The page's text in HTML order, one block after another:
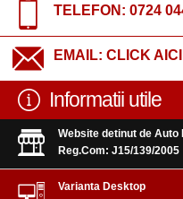
TELEFON: 0724
EMAIL: CLICK AICI
Informatii utile
Website detinut de Auto
Reg.Com: J15/139/2005
Varianta Desktop